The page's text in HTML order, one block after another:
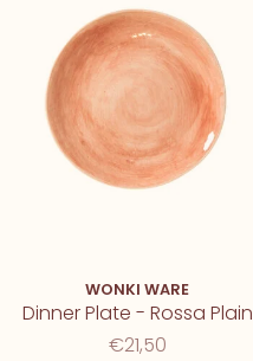
WONKI WARE
Dinner Plate - Rossa Plain
€21,50